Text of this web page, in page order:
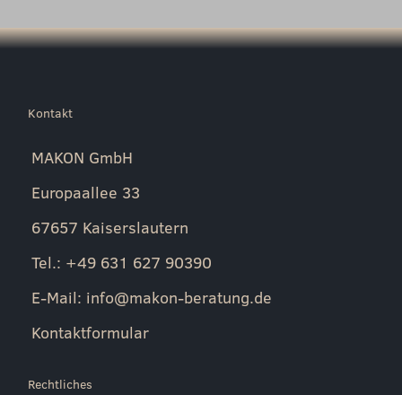
Kontakt
MAKON GmbH
Europaallee 33
67657 Kaiserslautern
Tel.: +49 631 627 90390
E-Mail: info@makon-beratung.de
Kontaktformular
Rechtliches